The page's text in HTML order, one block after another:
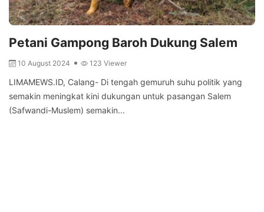
Petani Gampong Baroh Dukung Salem
10 August 2024 123 Viewer
LIMAMEWS.ID, Calang- Di tengah gemuruh suhu politik yang
semakin meningkat kini dukungan untuk pasangan Salem
(Safwandi-Muslem) semakin...